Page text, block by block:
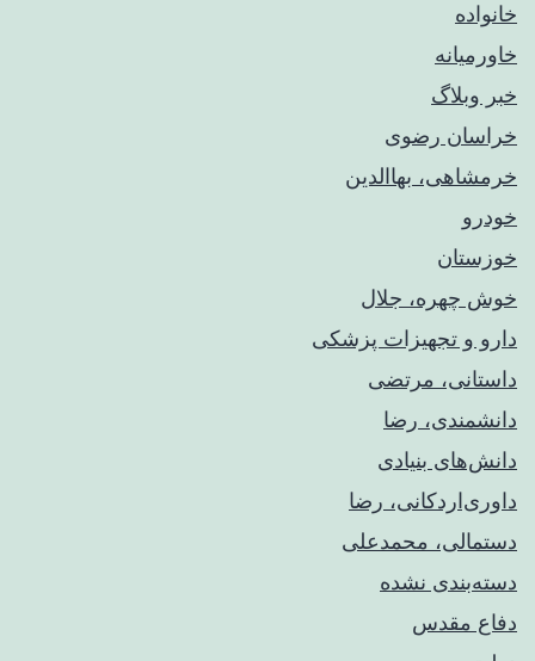
خانواده
خاورمیانه
خبر وبلاگ
خراسان رضوی
خرمشاهی، بهاالدین
خودرو
خوزستان
خوش چهره، جلال
دارو و تجهیزات پزشکی
داستانی، مرتضی
دانشمندی، رضا
دانش‌های بنیادی
داوری‌اردکانی، رضا
دستمالی، محمدعلی
دسته‌بندی نشده
دفاع مقدس